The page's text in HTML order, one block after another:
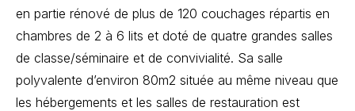
en partie rénové de plus de 120 couchages répartis en
chambres de 2 à 6 lits et doté de quatre grandes salles
de classe/séminaire et de convivialité. Sa salle
polyvalente d’environ 80m2 située au même niveau que
les hébergements et les salles de restauration est